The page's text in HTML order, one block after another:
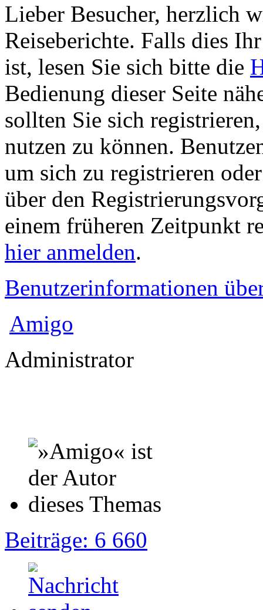
Lieber Besucher, herzlich
Reiseberichte. Falls dies
ist, lesen Sie sich bitte die
Bedienung dieser Seite
sollten Sie sich
nutzen zu können.
um sich zu registrieren
über den
einem früheren Zeitpunkt
hier anmelden.
Benutzerinformationen
Amigo
Administrator
Beiträge: 6 660